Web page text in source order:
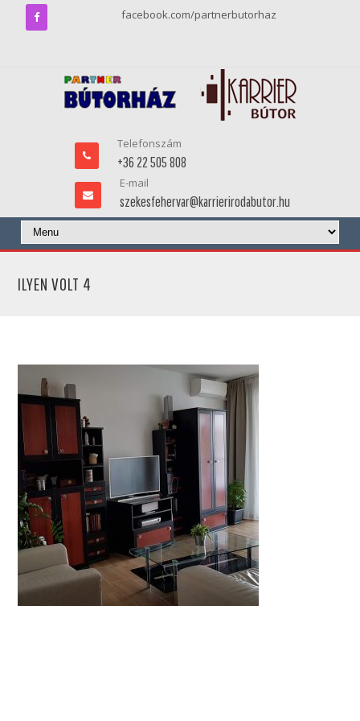
facebook.com/partnerbutorhaz
Telefonszám
+36 22 505 808
E-mail
szekesfehervar@karrierirodabutor.hu
ILYEN VOLT 4